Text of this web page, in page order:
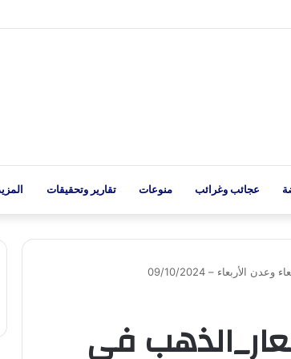
عجائب وغرائب منوعات تقارير وتحقيقات
– 09/10/2024
في